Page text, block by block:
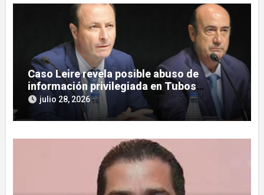
Caso Leire revela posible abuso de
información privilegiada en Tubos
Reunidos con López de las Heras
julio 28, 2026